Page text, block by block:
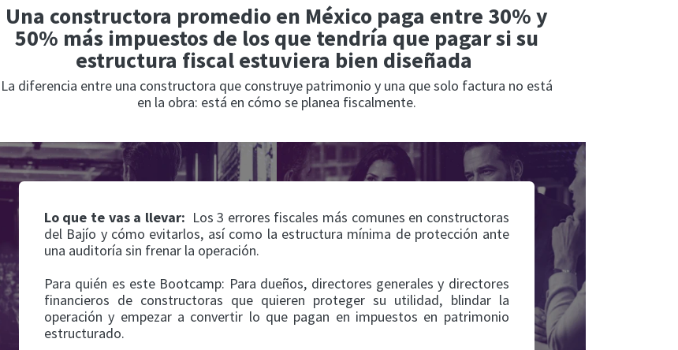
Una constructora promedio en México paga entre 30% y
50% más impuestos de los que tendría que pagar si su
estructura fiscal estuviera bien diseñada
La diferencia entre una constructora que construye patrimonio y una que solo factura no está
en la obra: está en cómo se planea fiscalmente.
Lo que te vas a llevar: Los 3 errores fiscales más comunes en constructoras
del Bajío y cómo evitarlos, así como la estructura mínima de protección ante
una auditoría sin frenar la operación.
Para quién es este Bootcamp: Para dueños, directores generales y directores
financieros de constructoras que quieren proteger su utilidad, blindar la
operación y empezar a convertir lo que pagan en impuestos en patrimonio
estructurado.